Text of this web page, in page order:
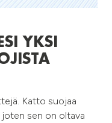
YKSI
Katto suojaa
joten sen on oltava